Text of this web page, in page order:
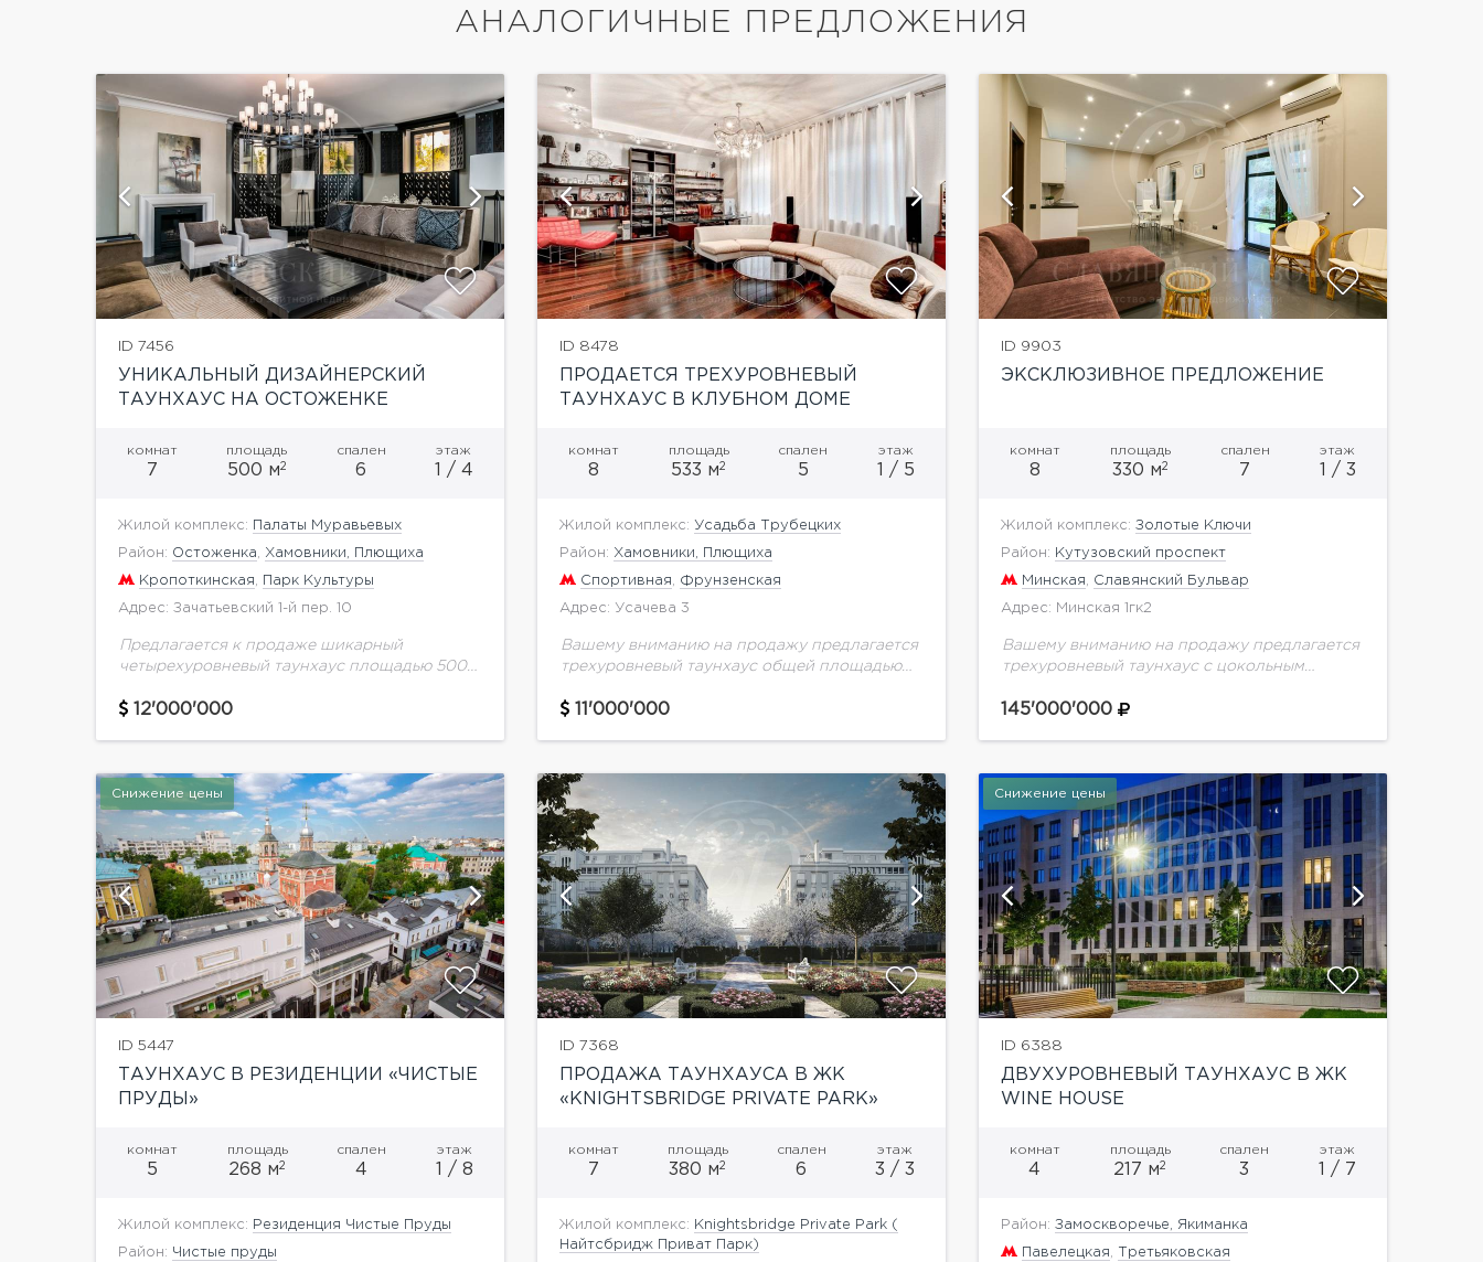
АНАЛОГИЧНЫЕ ПРЕДЛОЖЕНИЯ
ID 7456
УНИКАЛЬНЫЙ ДИЗАЙНЕРСКИЙ
ТАУНХАУС НА ОСТОЖЕНКЕ
комнат
7
площадь
500 м2
спален
6
этаж
1 / 4
Жилой комплекс: Палаты Муравьевых
Район: Остоженка Хамовники, Плющиха
Кропоткинская Парк Культуры
Адрес: Зачатьевский 1-й пер. 10
Предлагается к продаже шикарный
четырехуровневый таунхаус площадью 500
"Золотая миля". Выполнен авторский ремонт
12'000'000
показать ещё 12 фотографий
ID 8478
ПРОДАЕТСЯ ТРЕХУРОВНЕВЫЙ
ТАУНХАУС В КЛУБНОМ ДОМЕ
комнат
8
площадь
533 м2
спален
5
этаж
1 / 5
Жилой комплекс: Усадьба Трубецких
Район: Хамовники, Плющиха
Спортивная Фрунзенская
Адрес: Усачева 3
Вашему вниманию на продажу предлагается
трехуровневый таунхаус общей площадью
Трубецких" в Хамовниках. Функциональная
11'000'000
показать ещё 37 фотографий
ID 9903
ЭКСКЛЮЗИВНОЕ ПРЕДЛОЖЕНИЕ
комнат
8
площадь
330 м2
спален
7
этаж
1 / 3
Жилой комплекс: Золотые Ключи
Район: Кутузовский проспект
Минская Славянский Бульвар
Адрес: Минская 1гк2
Вашему вниманию на продажу предлагается
трехуровневый таунхаус с цокольным
этажом, площадью 330 кв.м, с выходом на
145'000'000
Снижение цены
ID 5447
ТАУНХАУС В РЕЗИДЕНЦИИ «ЧИСТЫЕ
ПРУДЫ»
комнат
5
площадь
268 м2
спален
4
этаж
1 / 8
Жилой комплекс: Резиденция Чистые Пруды
Район: Чистые пруды
показать ещё 7 фотографий
ID 7368
ПРОДАЖА ТАУНХАУСА В ЖК
«KNIGHTSBRIDGE PRIVATE PARK»
комнат
7
площадь
380 м2
спален
6
этаж
3 / 3
Жилой комплекс:
Knightsbridge Private Park (
Найтсбридж Приват Парк)
показать ещё 10 фотографий
Снижение цены
ID 6388
ДВУХУРОВНЕВЫЙ ТАУНХАУС В ЖК
WINE HOUSE
комнат
4
площадь
217 м2
спален
3
этаж
1 / 7
Район: Замоскворечье, Якиманка
Павелецкая Третьяковская